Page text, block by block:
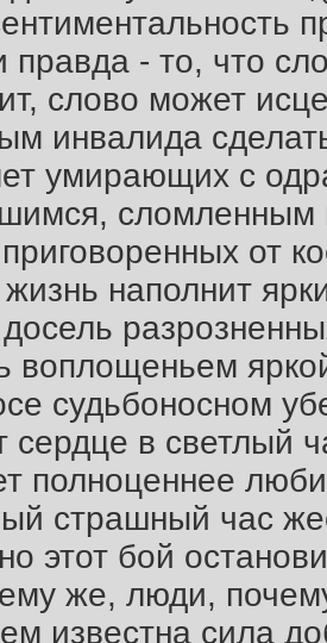
правда - то, что
слово может
инвалида
умирающих с
сломленным
от
наполнит
воплощеньем
судьбоносном
сердце в светлый
полноценнее
страшный час
этот бой
же, люди,
известна сила